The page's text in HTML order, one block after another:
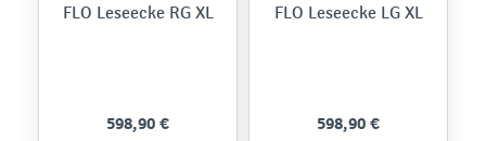
FLO Leseecke RG XL
598,90 €
FLO Leseecke LG XL
598,90 €